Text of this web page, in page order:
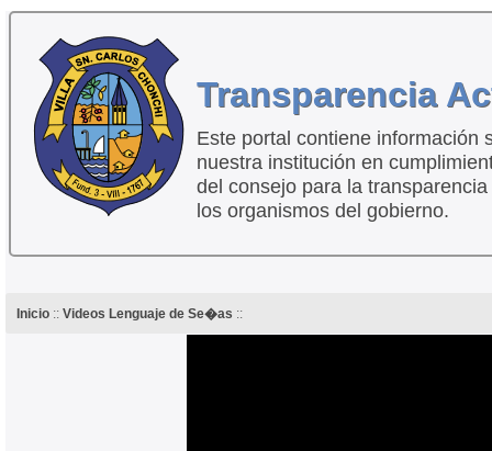
Transparencia
Este portal contiene información
nuestra institución en
del consejo para la
los organismos del gobierno.
Inicio:: Videos Lenguaje de Se�as ::